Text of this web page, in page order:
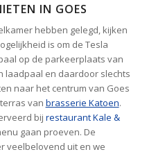
IN GOES
hebben gelegd, kijken
is om de Tesla
op de parkeerplaats van
laadpaal en daardoor slechts
naar het centrum van Goes
van brasserie Katoen.
bij restaurant Kale &
gaan proeven. De
veelbelovend uit en we